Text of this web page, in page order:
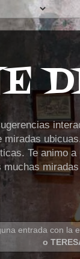
miradas
Te animo
muchas
entrada con la
o